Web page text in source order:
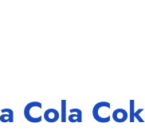
Cola